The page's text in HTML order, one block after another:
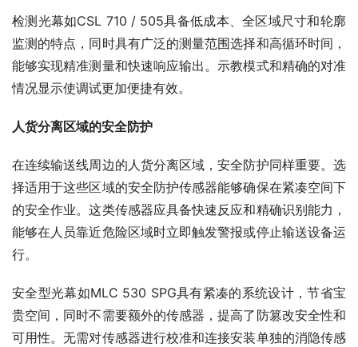
检测光幕如CSL 710 / 505具备低成本、全区域尺寸和轮廓
监测的特点，同时具有广泛的测量范围选择和高循环时间，
能够实现精准测量和快速响应输出。示教模式和精确的对准
情况显示使调试更加便捷有效。
人货分离区域的安全防护
在连续输送线周边的人货分离区域，安全防护同样重要。选
择适用于这些区域的安全防护传感器能够确保在紧凑空间下
的安全作业。这类传感器应具备快速反应和精确识别能力，
能够在人员靠近危险区域时立即触发警报或停止输送设备运
行。
安全型光幕如MLC 530 SPG具有紧凑的系统设计，节省宝
贵空间，同时不需要额外的传感器，提高了防篡改安全性和
可用性。无需对传感器进行校准和连接安装单独的消隐传感